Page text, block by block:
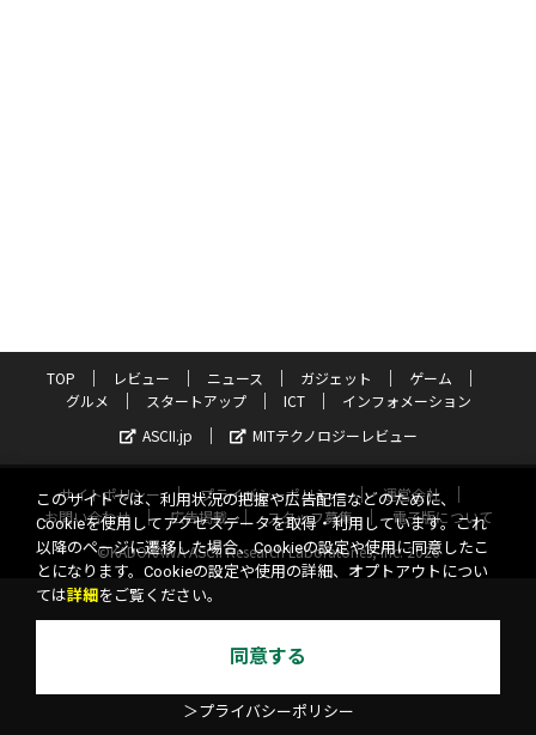
TOP レビュー ニュース ガジェット
ゲーム
グルメ
スタートアップ ICT
インフォメーション
ASCII.jp
MITテクノロジーレビュー
サイトポリシー プライバシーポリシー
運営会社
お問い合わせ
広告掲載 スタッフ募集
電子版について
©KADOKAWA ASCII Research Laboratories, Inc. 2026
このサイトでは、利用状況の把握や広告配信などのために、
Cookieを使用してアクセスデータを取得・利用しています。これ
以降のページに遷移した場合、Cookieの設定や使用に同意したこ
とになります。Cookieの設定や使用の詳細、オプトアウトについ
ては詳細 をご覧ください。
同意する
＞プライバシーポリシー